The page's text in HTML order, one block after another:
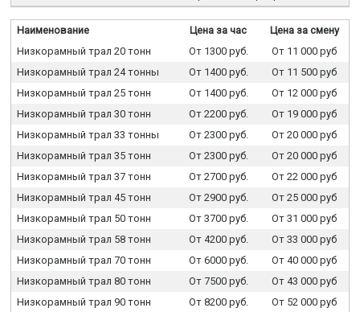
Наименование Цена за час
Цена за смену
Низкорамный трал 20 тонн
От 1300 руб.
От 11 000 руб
Низкорамный трал 24 тонны
От 1400 руб.
От 11 500 руб
Низкорамный трал 25 тонн
От 1400 руб.
От 12 000 руб
Низкорамный трал 30 тонн
От 2200 руб.
От 19 000 руб
Низкорамный трал 33 тонны
От 2300 руб.
От 20 000 руб
Низкорамный трал 35 тонн
От 2300 руб.
От 20 000 руб
Низкорамный трал 37 тонн
От 2700 руб.
От 22 000 руб
Низкорамный трал 45 тонн
От 2900 руб.
От 25 000 руб
Низкорамный трал 50 тонн
От 3700 руб.
От 31 000 руб
Низкорамный трал 58 тонн
От 4200 руб.
От 33 000 руб
Низкорамный трал 70 тонн
От 6000 руб.
От 40 000 руб
Низкорамный трал 80 тонн
От 7500 руб.
От 43 000 руб
Низкорамный трал 90 тонн
От 8200 руб.
От 52 000 руб